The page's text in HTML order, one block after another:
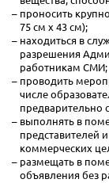
проносить
75 см х 43 см);
находиться в
разрешения
работникам СМИ;
проводить
числе
предварительно
выполнять в
представителей
коммерческих
размещать в
объявления без